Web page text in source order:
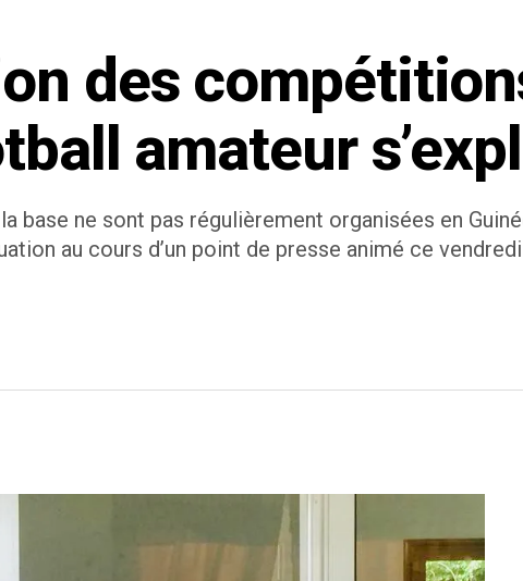
des
amateur
ne sont pas régulièrement organisées en
au cours d’un point de presse animé ce